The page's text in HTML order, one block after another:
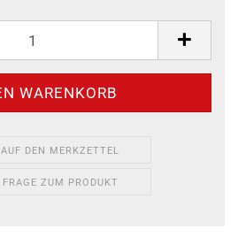
AUF DEN MERKZETTEL
FRAGE ZUM PRODUKT